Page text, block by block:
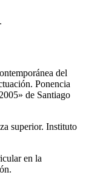
del
Ponencia
de Santiago
superior. Instituto
en la